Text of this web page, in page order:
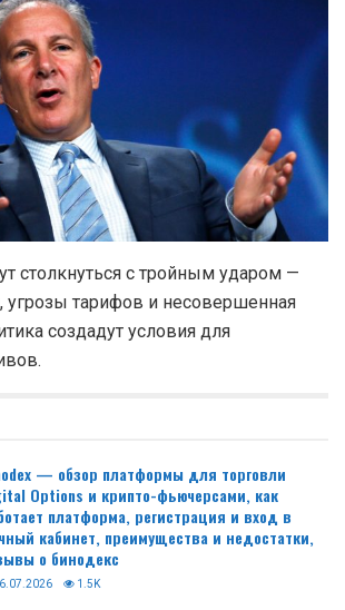
столкнуться с тройным ударом —
угрозы тарифов и несовершенная
создадут условия для
— обзор платформы для торговли
Options и крипто-фьючерсами, как
платформа, регистрация и вход в
кабинет, преимущества и недостатки,
о бинодекс
1.5K